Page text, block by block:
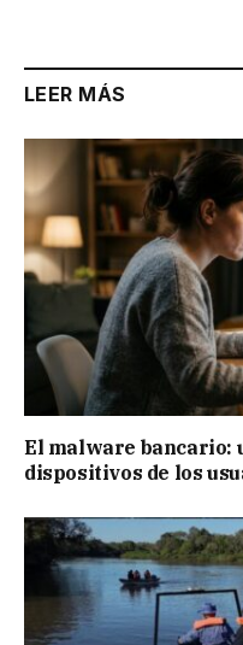
LEER MÁS
El malware bancario:
dispositivos de los